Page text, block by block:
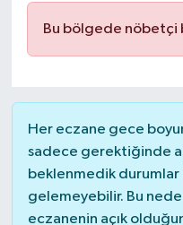
Bu bölgede nöbetçi
Her eczane gece
sadece gerektiğinde
beklenmedik
gelemeyebilir. Bu
eczanenin açık
DÜNYA
TURİZM
RÖPORTAJ
VİDEO HABERLER